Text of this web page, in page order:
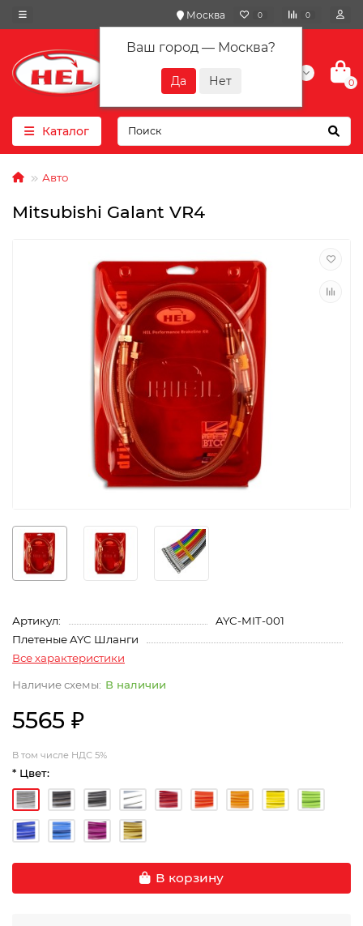
Москва
Ваш город — Москва?
0 0
+7(901) 417-10-01
0
Каталог
Авто
Mitsubishi Galant VR4
Артикул:
AYC-MIT-001
Плетеные AYC Шланги
Все характеристики
В наличии
5565 ₽
В том числе НДС 5%
* Цвет:
В корзину